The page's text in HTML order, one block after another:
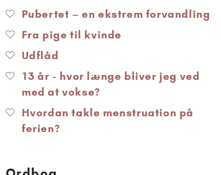
Pubertet – en ekstrem forvandling
Fra pige til kvinde
Udflåd
13 år - hvor længe bliver jeg ved
med at vokse?
Hvordan takle menstruation på
ferien?